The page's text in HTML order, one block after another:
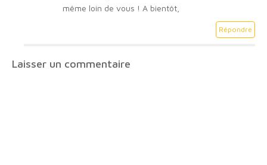
même loin de vous ! A bientôt,
Répondre
Laisser un commentaire